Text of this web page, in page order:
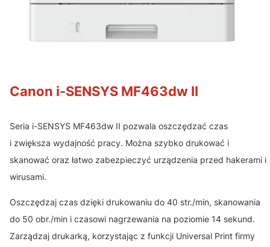
Canon i-SENSYS MF463dw II
Seria i-SENSYS MF463dw II pozwala oszczędzać czas
i zwiększa wydajność pracy. Można szybko drukować i
skanować oraz łatwo zabezpieczyć urządzenia przed hakerami i
wirusami.
Oszczędzaj czas dzięki drukowaniu do 40 str./min, skanowania
do 50 obr./min i czasowi nagrzewania na poziomie 14 sekund.
Zarządzaj drukarką, korzystając z funkcji Universal Print firmy